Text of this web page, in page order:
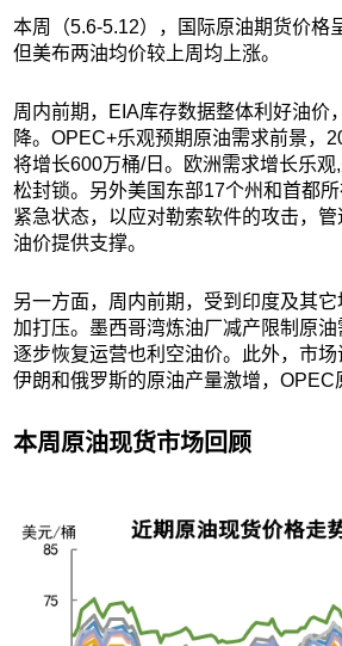
本周（5.6-5.12），国际原油期货价格
但美布两油均价较上周均上涨。
周内前期，EIA库存数据整体利好油价
降。OPEC+乐观预期原油需求前景，
将增长600万桶/日。欧洲需求增长乐
松封锁。另外美国东部17个州和首都
紧急状态，以应对勒索软件的攻击，
油价提供支撑。
另一方面，周内前期，受到印度及其
加打压。墨西哥湾炼油厂减产限制原
逐步恢复运营也利空油价。此外，市
伊朗和俄罗斯的原油产量激增，OPEC
本周原油现货市场回顾